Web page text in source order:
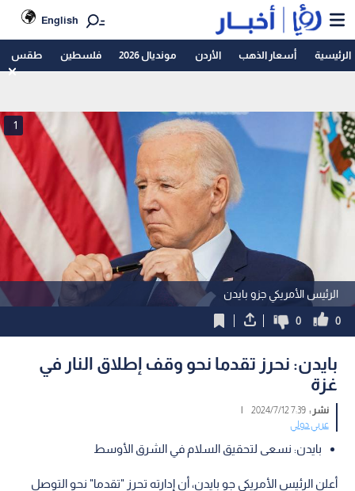
English
الرئيسية أسعار الذهب الأردن مونديال 2026 فلسطين طقس
الرئيس الأمريكي جزو بايدن
1
0
0
بايدن: نحرز تقدما نحو وقف إطلاق النار في
غزة
نشر :7:39 2024/7/12
|
عربي دولي
بايدن: نسعى لتحقيق السلام في الشرق الأوسط
أعلن الرئيس الأمريكي جو بايدن، أن إدارته تحرز "تقدما" نحو التوصل